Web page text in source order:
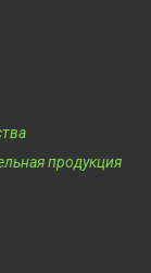
продукция